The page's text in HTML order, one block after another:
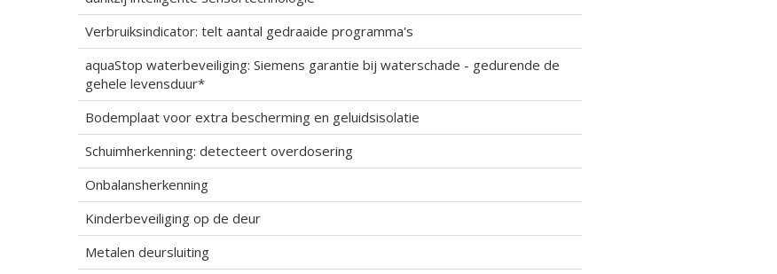
Verbruiksindicator: telt aantal gedraaide programma's
aquaStop waterbeveiliging: Siemens garantie bij waterschade - gedurende de
gehele levensduur*
Bodemplaat voor extra bescherming en geluidsisolatie
Schuimherkenning: detecteert overdosering
Onbalansherkenning
Kinderbeveiliging op de deur
Metalen deursluiting